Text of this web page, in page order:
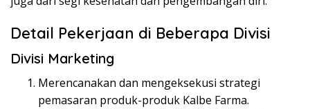
Detail Pekerjaan di Beberapa Divisi
Divisi Marketing
Merencanakan dan mengeksekusi strategi
pemasaran produk-produk Kalbe Farma.